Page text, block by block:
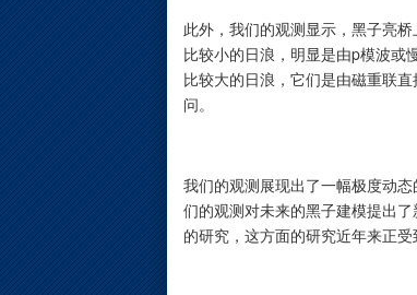
此外，我们的观测显示，黑子亮
比较小的日浪，明显是由p模波或
比较大的日浪，它们是由磁重联
问。
我们的观测展现出了一幅极度动
们的观测对未来的黑子建模提出
的研究，这方面的研究近年来正受